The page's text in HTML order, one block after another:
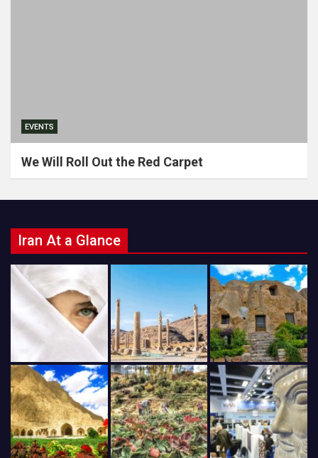
EVENTS
We Will Roll Out the Red Carpet
Iran At a Glance